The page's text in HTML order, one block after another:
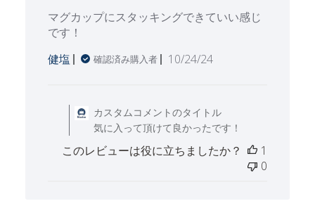
マグカップにスタッキングできていい感じ
です！
健塩
確認済み購入者
公
10/24/24
カスタムコメントのタイトル
気に入って頂けて良かったです！
このレビューは役に立ちましたか？
1
0